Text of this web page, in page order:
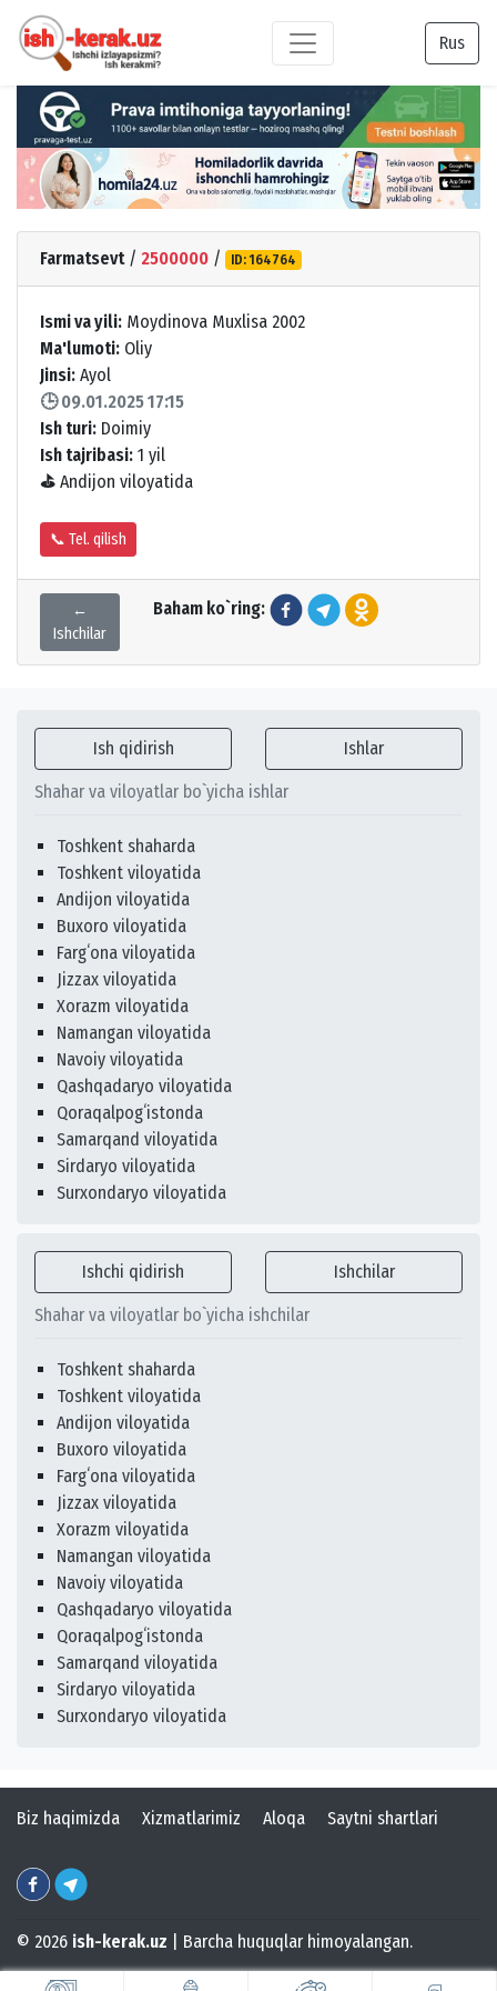
Rus
Farmatsevt/ 2500000 / ID: 164764
Ismi va yili: Moydinova Muxlisa 2002
Ma'lumoti: Oliy
Jinsi: Ayol
🕒 09.01.2025 17:15
Ish turi: Doimiy
Ish tajribasi: 1 yil
⛳ Andijon viloyatida
📞 Tel. qilish
←
Ishchilar
Baham ko`ring:
Ish qidirish Ishlar
Shahar va viloyatlar bo`yicha ishlar
Toshkent shaharda
Toshkent viloyatida
Andijon viloyatida
Buxoro viloyatida
Fargʻona viloyatida
Jizzax viloyatida
Xorazm viloyatida
Namangan viloyatida
Navoiy viloyatida
Qashqadaryo viloyatida
Qoraqalpogʻistonda
Samarqand viloyatida
Sirdaryo viloyatida
Surxondaryo viloyatida
Ishchi qidirish Ishchilar
Shahar va viloyatlar bo`yicha ishchilar
Toshkent shaharda
Toshkent viloyatida
Andijon viloyatida
Buxoro viloyatida
Fargʻona viloyatida
Jizzax viloyatida
Xorazm viloyatida
Namangan viloyatida
Navoiy viloyatida
Qashqadaryo viloyatida
Qoraqalpogʻistonda
Samarqand viloyatida
Sirdaryo viloyatida
Surxondaryo viloyatida
Biz haqimizda Xizmatlarimiz Aloqa Saytni shartlari
© 2026 ish-kerak.uz | Barcha huquqlar himoyalangan.